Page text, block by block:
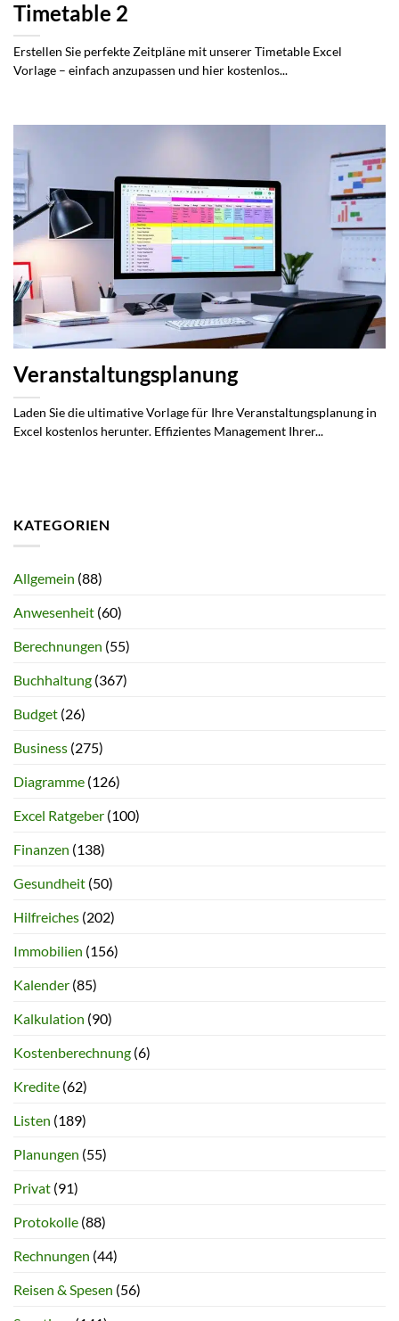
Timetable 2
Erstellen Sie perfekte Zeitpläne mit unserer Timetable Excel
Vorlage – einfach anzupassen und hier kostenlos...
Veranstaltungsplanung
Laden Sie die ultimative Vorlage für Ihre Veranstaltungsplanung in
Excel kostenlos herunter. Effizientes Management Ihrer...
KATEGORIEN
Allgemein (88)
Anwesenheit (60)
Berechnungen (55)
Buchhaltung (367)
Budget (26)
Business (275)
Diagramme (126)
Excel Ratgeber (100)
Finanzen (138)
Gesundheit (50)
Hilfreiches (202)
Immobilien (156)
Kalender (85)
Kalkulation (90)
Kostenberechnung (6)
Kredite (62)
Listen (189)
Planungen (55)
Privat (91)
Protokolle (88)
Rechnungen (44)
Reisen & Spesen (56)